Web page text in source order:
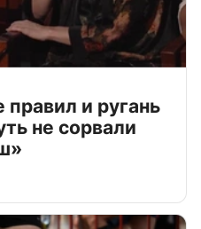
и ругань
не сорвали